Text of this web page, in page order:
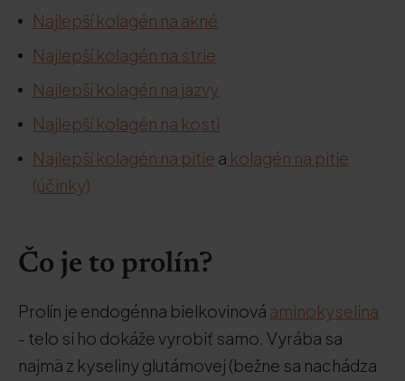
Najlepší kolagén na akné
Najlepší kolagén na strie
Najlepší kolagén na jazvy
Najlepší kolagén na kosti
Najlepší kolagén na pitie a kolagén na pitie
(účinky)
Čo je to prolín?
Prolín je endogénna bielkovinová aminokyselina
- telo si ho dokáže vyrobiť samo. Vyrába sa
najmä z kyseliny glutámovej (bežne sa nachádza